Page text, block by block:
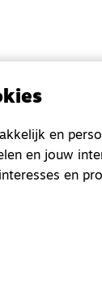
en
en jouw
en